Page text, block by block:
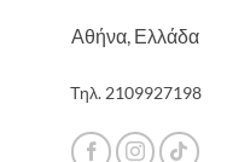
Αθήνα, Ελλάδα
Τηλ. 2109927198